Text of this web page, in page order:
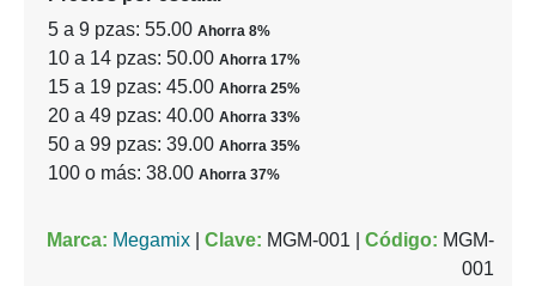
5 a 9 pzas: 55.00 Ahorra 8%
10 a 14 pzas: 50.00 Ahorra 17%
15 a 19 pzas: 45.00 Ahorra 25%
20 a 49 pzas: 40.00 Ahorra 33%
50 a 99 pzas: 39.00 Ahorra 35%
100 o más: 38.00 Ahorra 37%
Marca: Megamix Clave: MGM-001 | Código: MGM-
001